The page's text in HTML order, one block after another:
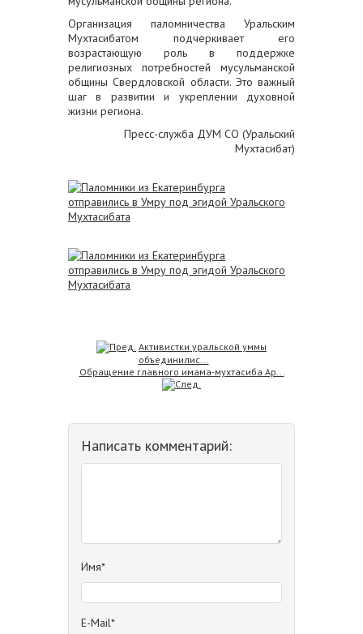
Организация паломничества Уральским
Мухтасибатом подчеркивает его
возрастающую роль в поддержке
религиозных потребностей мусульманской
общины Свердловской области. Это важный
шаг в развитии и укреплении духовной
жизни региона.
Пресс-служба ДУМ СО (Уральский
Мухтасибат)
Активистки уральской уммы
объединилис...
Обращение главного имама-мухтасиба Ар...
Написать комментарий:
Имя*
E-Mail*